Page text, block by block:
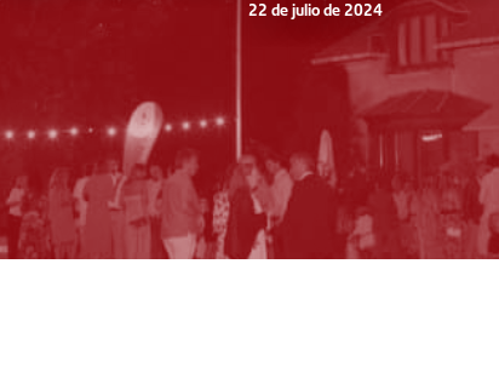
22 de julio de 2024